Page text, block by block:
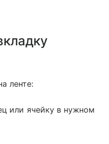
ленте:
или ячейку в нужном